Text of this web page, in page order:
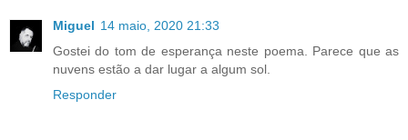
Miguel 14 maio, 2020 21:33
Gostei do tom de esperança neste poema. Parece que as
nuvens estão a dar lugar a algum sol.
Responder